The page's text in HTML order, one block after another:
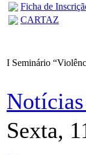
Ficha de
CARTAZ
I Seminário
Notícias
Sexta,